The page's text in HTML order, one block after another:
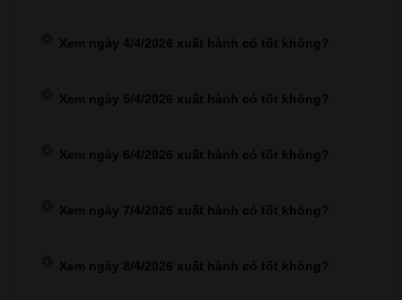
Xem ngày 4/4/2026 xuất hành có tốt không?
Xem ngày 5/4/2026 xuất hành có tốt không?
Xem ngày 6/4/2026 xuất hành có tốt không?
Xem ngày 7/4/2026 xuất hành có tốt không?
Xem ngày 8/4/2026 xuất hành có tốt không?